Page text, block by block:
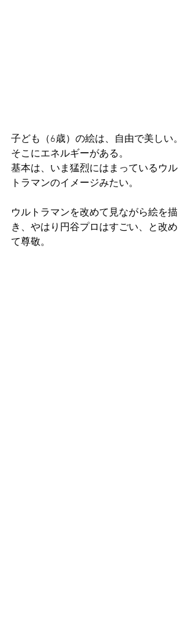
子ども（6歳）の絵は、自由で美しい。
そこにエネルギーがある。
基本は、いま猛烈にはまっているウル
トラマンのイメージみたい。
ウルトラマンを改めて見ながら絵を描
き、やはり円谷プロはすごい、と改め
て尊敬。